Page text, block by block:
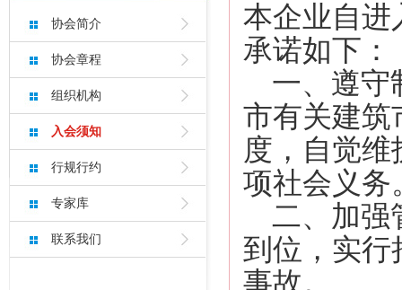
广东筠诚建筑科技有限公司
云浮市住建局：安全专项施工方案论证专
转发关于征集完善云浮市房屋市政工程
云浮市市政工程高质量水平评价办法 （
云浮市房屋工程安全生产标准化工地评价
协会简介
协会章程
组织机构
入会须知
行规行约
专家库
联系我们
本企业自进
承诺如下：
一、遵守
市有关建筑
度，自觉
项社会义务
二、加强
到位，实行
事故。